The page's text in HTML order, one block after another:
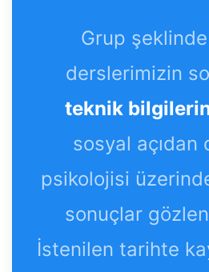
Grup
derslerimizin
teknik
sosyal açıdan
psikolojisi
sonuçlar
İstenilen tarihte